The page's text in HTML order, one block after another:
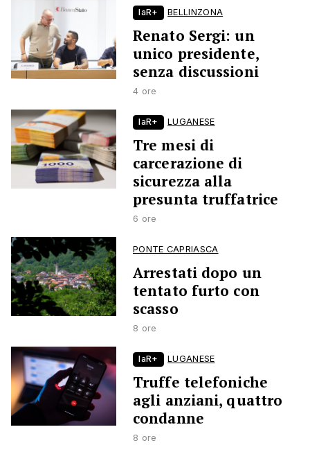
laR+ BELLINZONA
Renato Sergi: un
unico presidente,
senza discussioni
4 ore
laR+ LUGANESE
Tre mesi di
carcerazione di
sicurezza alla
presunta truffatrice
6 ore
PONTE CAPRIASCA
Arrestati dopo un
tentato furto con
scasso
8 ore
laR+ LUGANESE
Truffe telefoniche
agli anziani, quattro
condanne
8 ore